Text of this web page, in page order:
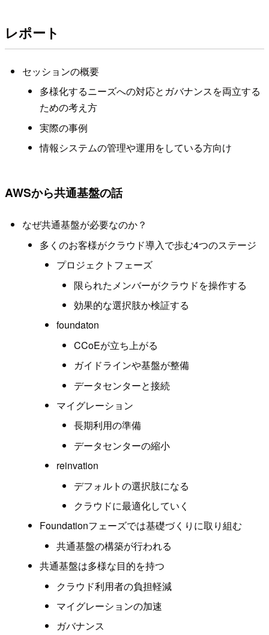
レポート
セッションの概要
多様化するニーズへの対応とガバナンスを両立する
ための考え方
実際の事例
情報システムの管理や運用をしている方向け
AWSから共通基盤の話
なぜ共通基盤が必要なのか？
多くのお客様がクラウド導入で歩む4つのステージ
プロジェクトフェーズ
限られたメンバーがクラウドを操作する
効果的な選択肢か検証する
foundaton
CCoEが立ち上がる
ガイドラインや基盤が整備
データセンターと接続
マイグレーション
長期利用の準備
データセンターの縮小
reinvation
デフォルトの選択肢になる
クラウドに最適化していく
Foundationフェーズでは基礎づくりに取り組む
共通基盤の構築が行われる
共通基盤は多様な目的を持つ
クラウド利用者の負担軽減
マイグレーションの加速
ガバナンス